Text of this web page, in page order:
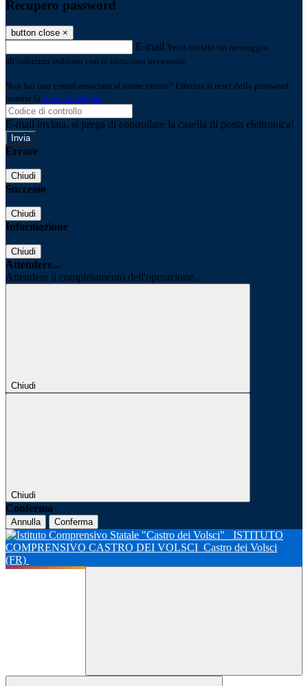
Recupero password
button close ×
E-mail Verrà inviato un messaggio
all'indirizzo indicato con le istruzioni necessarie.
Non hai una e-mail associata al nome utente? Effettua il reset della password
tramite la Login Spaggiari
E-mail inviata, si prega di controllare la casella di posta elettronica!
Errore
Chiudi
Successo
Chiudi
Informazione
Chiudi
Attendere...
Attendere il completamento dell'operazione...
Chiudi
Chiudi
Conferma
Annulla Conferma
ISTITUTO
COMPRENSIVO CASTRO DEI VOLSCI Castro dei Volsci
(FR)